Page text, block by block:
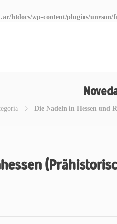
htdocs/wp-content/plugins/unyson/
Die Nadeln in Hessen und